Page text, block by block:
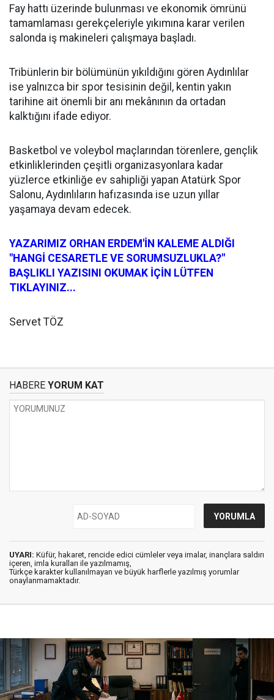
Fay hattı üzerinde bulunması ve ekonomik ömrünü
tamamlaması gerekçeleriyle yıkımına karar verilen
salonda iş makineleri çalışmaya başladı.
Tribünlerin bir bölümünün yıkıldığını gören Aydınlılar
ise yalnızca bir spor tesisinin değil, kentin yakın
tarihine ait önemli bir anı mekânının da ortadan
kalktığını ifade ediyor.
Basketbol ve voleybol maçlarından törenlere, gençlik
etkinliklerinden çeşitli organizasyonlara kadar
yüzlerce etkinliğe ev sahipliği yapan Atatürk Spor
Salonu, Aydınlıların hafızasında ise uzun yıllar
yaşamaya devam edecek.
YAZARIMIZ ORHAN ERDEM'İN KALEME ALDIĞI
"HANGİ CESARETLE VE SORUMSUZLUKLA?"
BAŞLIKLI YAZISINI OKUMAK İÇİN LÜTFEN
TIKLAYINIZ...
Servet TÖZ
HABERE YORUM KAT
UYARI: Küfür, hakaret, rencide edici cümleler veya imalar, inançlara saldırı
içeren, imla kuralları ile yazılmamış,
Türkçe karakter kullanılmayan ve büyük harflerle yazılmış yorumlar
onaylanmamaktadır.